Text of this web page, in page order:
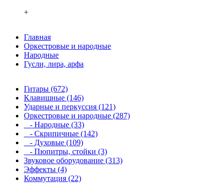
+
Главная
Оркестровые и народные
Народные
Гусли, лира, арфа
Гитары (672)
Клавишные (146)
Ударные и перкуссия (121)
Оркестровые и народные (287)
- Народные (33)
- Скрипичные (142)
- Духовые (109)
- Пюпитры, стойки (3)
Звуковое оборудование (313)
Эффекты (4)
Коммутация (22)